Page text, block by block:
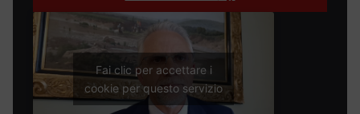
Fai clic per accettare i
cookie per questo servizio